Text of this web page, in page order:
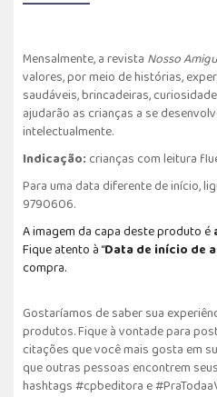
Mensalmente, a revista Nosso
valores, por meio de histórias,
saudáveis, brincadeiras,
ajudarão as crianças a se
intelectualmente.
Indicação: crianças com leitura
Para uma data diferente de início,
9790606.
A imagem da capa deste produto é
Fique atento à “Data de início de
compra.
Gostaríamos de saber sua
produtos. Fique à vontade para
citações que você mais gosta em
que outras pessoas encontrem
hashtags #cpbeditora e